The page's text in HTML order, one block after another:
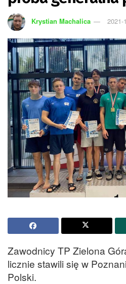
Krystian Machalica 2021-
Zawodnicy TP Zielona
licznie stawili się w
Polski.